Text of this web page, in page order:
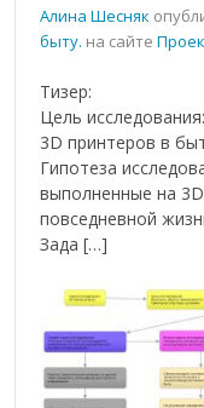
Алина Шесняк
быту. на сайте
Тизер:
Цель
3D принтеров в
Гипотеза
выполненные на
повседневной
Зада […]